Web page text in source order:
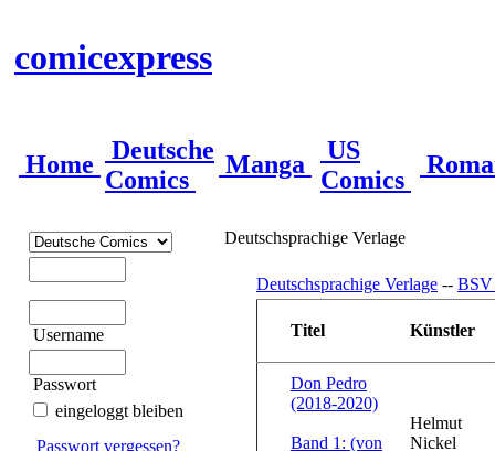
comicexpress
Home
Deutsche
Comics
Manga
US
Comics
Username
Passwort
eingeloggt bleiben
Passwort vergessen?
Deutschsprachige Verlage
Deutschsprachige Verlage -- BSV
Titel Künstler
Don Pedro
(2018-2020)
Band 1: (von
Helmut
Nickel